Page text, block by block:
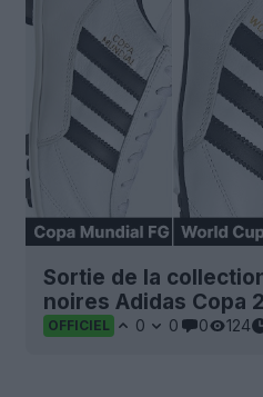
Sortie de la
noires Adidas Copa
OFFICIEL 0 0 0 124